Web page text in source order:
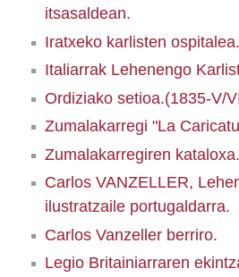
itsasaldean.
Iratxeko karlisten ospitalea.
Italiarrak Lehenengo
Ordiziako setioa.(1835-V/
Zumalakarregi "La
Zumalakarregiren kataloxa.
Carlos VANZELLER,
ilustratzaile portugaldarra.
Carlos Vanzeller berriro.
Legio Britainiarraren